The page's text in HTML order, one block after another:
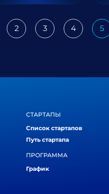
2 3 4 5
СТАРТАПЫ
Список стартапов
Путь стартапа
ПРОГРАММА
График